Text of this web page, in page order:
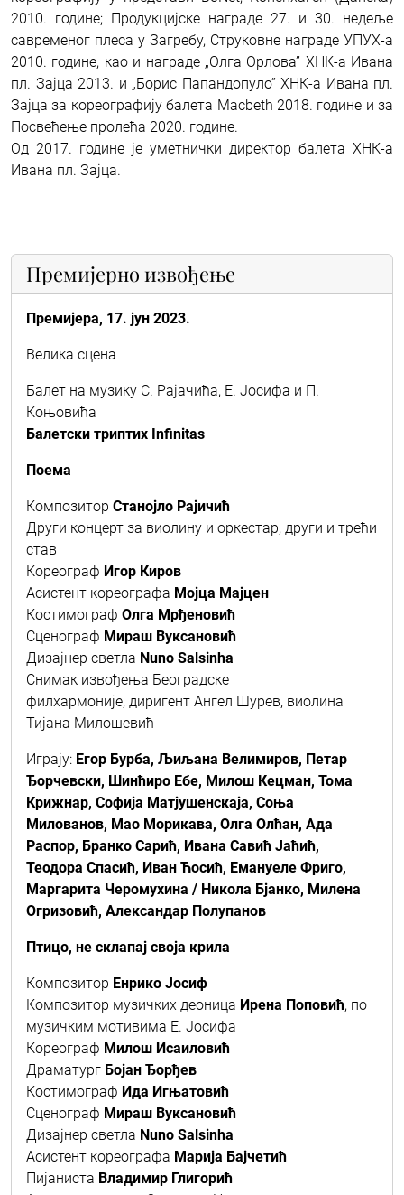
2010. године; Продукцијске награде 27. и 30. недеље
савременог плеса у Загребу, Струковне награде УПУХ-а
2010. године, као и награде „Олга Орлова” ХНК-а Ивана
пл. Зајца 2013. и „Борис Папандопуло” ХНК-а Ивана пл.
Зајца за кореографију балета Macbeth 2018. године и за
Посвећење пролећа 2020. године.
Од 2017. године је уметнички директор балета ХНК-а
Ивана пл. Зајца.
Премијерно извођење
Премијера, 17. јун 2023.
Велика сцена
Балет на музику С. Рајачића, Е. Јосифа и П.
Коњовића
Балетски триптих Infinitas
Поема
Композитор Станојло Рајичић
Други концерт за виолину и оркестар, други и трећи
став
Кореограф Игор Киров
Асистент кореографа Мојца Мајцен
Костимограф Олга Мрђеновић
Сценограф Мираш Вуксановић
Дизајнер светла Nuno Salsinha
Снимак извођења Београдске
филхармоније, диригент Ангел Шурев, виолинa
Тијана Милошевић
Играју: Егор Бурба, Љиљана Велимиров, Петар
Ђорчевски, Шинћиро Ебе, Милош Кецман, Тома
Крижнар, Софија Матјушенскаја, Соња
Милованов, Мао Морикава, Олга Олћан, Ада
Распор, Бранко Сарић, Ивана Савић Јаћић,
Теодора Спасић, Иван Ћосић, Емануеле Фриго,
Маргарита Черомухина / Никола Бјанко, Милена
Огризовић, Александар Полупанов
Птицо, не склапај своја крила
Композитор Енрико Јосиф
Композитор музичких деоница Ирена Поповић, по
музичким мотивима Е. Јосифа
Кореограф Милош Исаиловић
Драматург Бојан Ђорђев
Костимограф Ида Игњатовић
Сценограф Мираш Вуксановић
Дизајнер светла Nuno Salsinha
Асистент кореографа Марија Бајчетић
Пијаниста Владимир Глигорић